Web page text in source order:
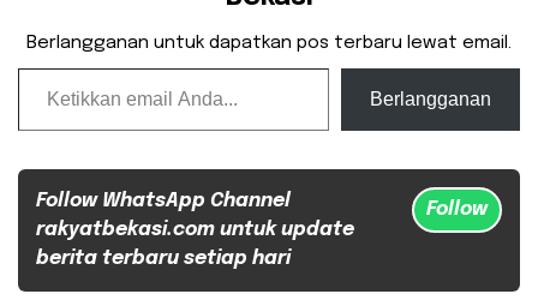
Berlangganan untuk dapatkan pos terbaru lewat email.
Ketikkan email Anda...
Berlangganan
Follow WhatsApp Channel
rakyatbekasi.com untuk update
berita terbaru setiap hari
Follow